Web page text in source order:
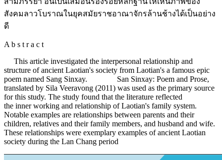
สังคมลาวโบราณในยุคสมัยราชอาณาจักรล้านช้างได้เป็นอย่าง
ดี
A b s t r a c t
This article investigated the interpersonal relationship and
structure of ancient Laotian's society from Laotian's a famous epic
poem named Sang Sinxay. San Sinxay: Poem and Prose,
translated by Sila Veeravong (2011) was used as the primary source
for this study. The study found that the literature reflected
the inner working and relationship of Laotian's family system.
Notable examples are relationships between parents and their
children, relatives and their family members, and husband and wife.
These relationships were exemplary examples of ancient Laotian
society during the Lan Chang period